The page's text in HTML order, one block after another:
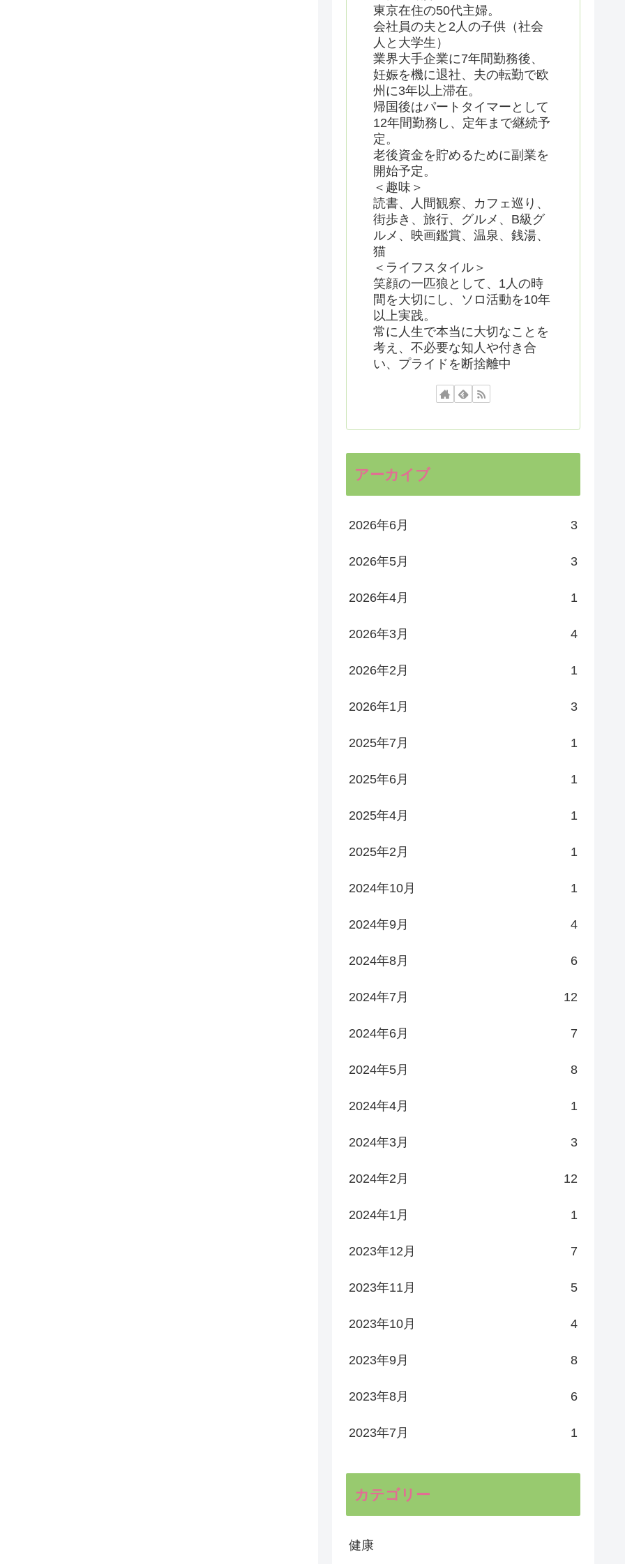
東京在住の50代主婦。
会社員の夫と2人の子供（社会
人と大学生）
業界大手企業に7年間勤務後、
妊娠を機に退社、夫の転勤で欧
州に3年以上滞在。
帰国後はパートタイマーとして
12年間勤務し、定年まで継続予
定。
老後資金を貯めるために副業を
開始予定。
＜趣味＞
読書、人間観察、カフェ巡り、
街歩き、旅行、グルメ、B級グ
ルメ、映画鑑賞、温泉、銭湯、
猫
＜ライフスタイル＞
笑顔の一匹狼として、1人の時
間を大切にし、ソロ活動を10年
以上実践。
常に人生で本当に大切なことを
考え、不必要な知人や付き合
い、プライドを断捨離中
アーカイブ
2026年6月 3
2026年5月 3
2026年4月 1
2026年3月 4
2026年2月 1
2026年1月 3
2025年7月 1
2025年6月 1
2025年4月 1
2025年2月 1
2024年10月 1
2024年9月 4
2024年8月 6
2024年7月 12
2024年6月 7
2024年5月 8
2024年4月 1
2024年3月 3
2024年2月 12
2024年1月 1
2023年12月 7
2023年11月 5
2023年10月 4
2023年9月 8
2023年8月 6
2023年7月 1
カテゴリー
健康